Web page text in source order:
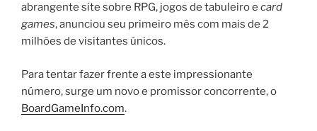
abrangente site sobre RPG, jogos de tabuleiro e card
games, anunciou seu primeiro mês com mais de 2
milhões de visitantes únicos.
Para tentar fazer frente a este impressionante
número, surge um novo e promissor concorrente, o
BoardGameInfo.com.